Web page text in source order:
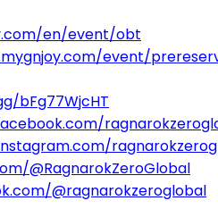
en/event/obt
event/
bFg77WjcHT
@RagnarokZeroGlobal
@ragnarokzeroglobal